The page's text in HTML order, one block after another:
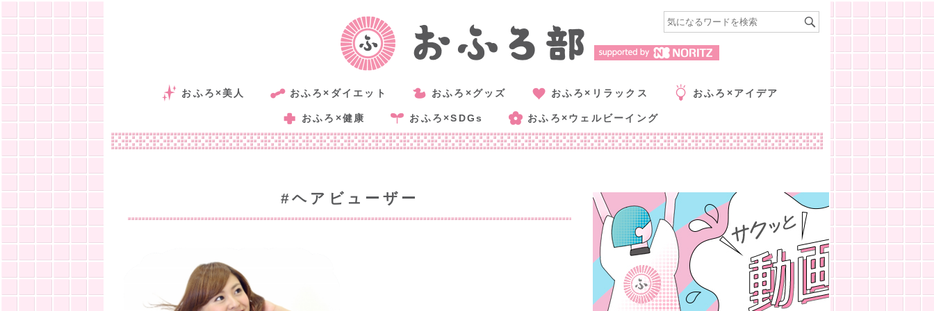
おふろ×美人 おふろ×ダイエット おふろ×グッズ おふろ×リラックス おふろ×アイデア
おふろ×健康 おふろ×SDGs おふろ×ウェルビーイング
#ヘアビューザー